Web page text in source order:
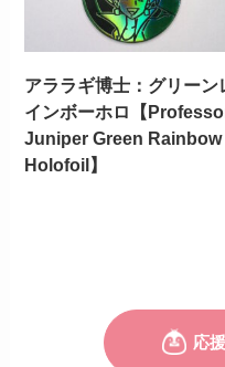
アララギ博士：グリーン
インボーホロ【
Juniper Green Rainbow
Holofoil】